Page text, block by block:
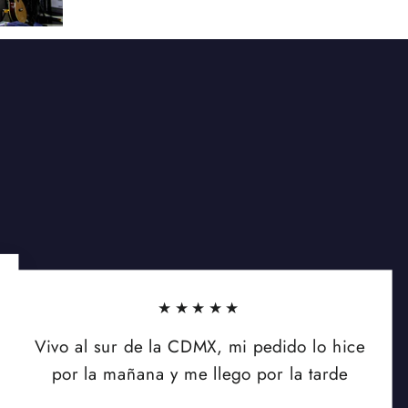
★★★★★
Vivo al sur de la CDMX, mi pedido lo hice
por la mañana y me llego por la tarde